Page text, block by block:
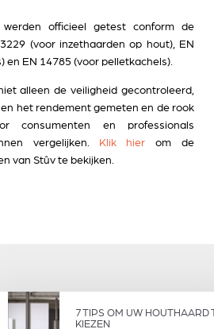
officieel getest conform de
(voor inzethaarden op hout), EN
en EN 14785 (voor pelletkachels).
alleen de veiligheid gecontroleerd,
het rendement gemeten en de rook
consumenten en professionals
vergelijken. Klik hier om de
van Stûv te bekijken.
7 TIPS OM UW HOUTHAARD
KIEZEN